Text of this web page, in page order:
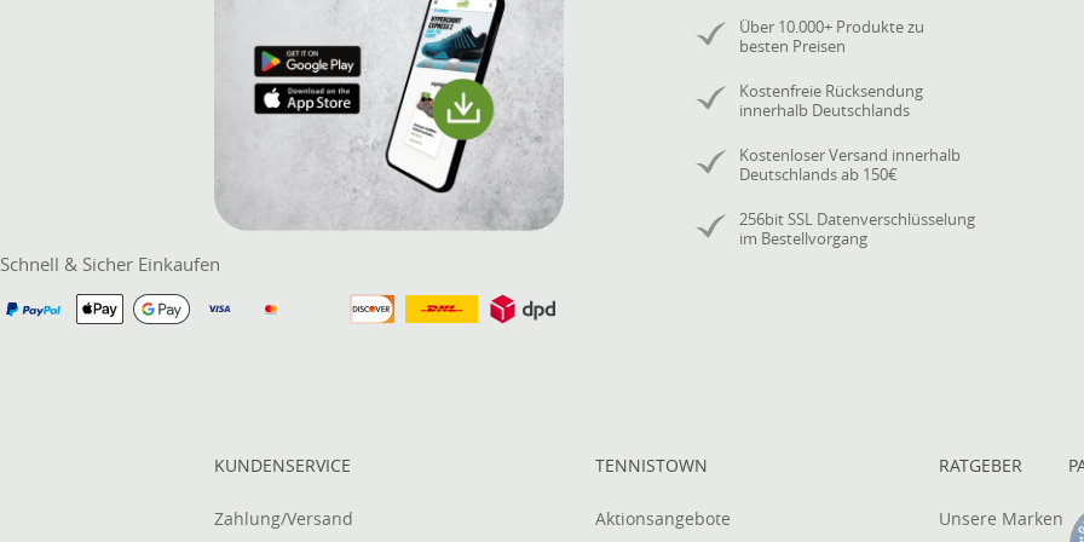
Über 10.000+ Produkte zu
besten Preisen
Kostenfreie Rücksendung
innerhalb Deutschlands
Kostenloser Versand innerhalb
Deutschlands ab 150€
256bit SSL Datenverschlüsselung
im Bestellvorgang
Schnell & Sicher Einkaufen
KUNDENSERVICE
Zahlung/Versand
TENNISTOWN
Aktionsangebote
RATGEBER
Unsere Marken